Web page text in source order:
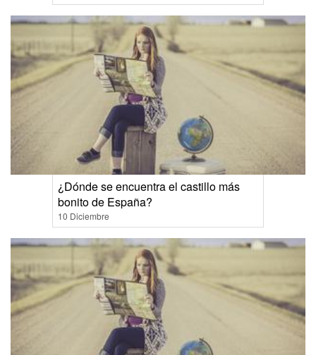
¿Dónde se encuentra el castillo más
bonito de España?
10 Diciembre